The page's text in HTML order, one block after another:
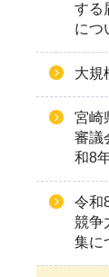
する
につ
大規
宮崎
審議
和8
令和
競争
集に